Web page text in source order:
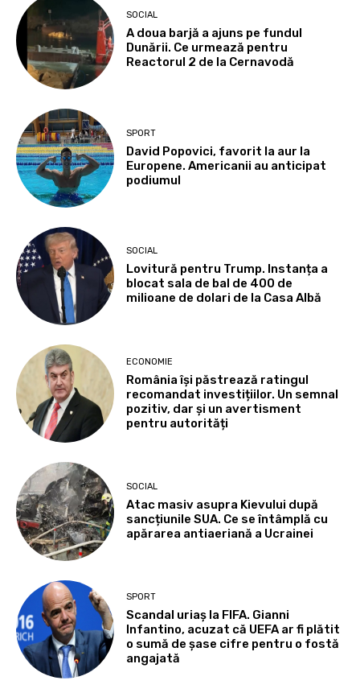
SOCIAL
A doua barjă a ajuns pe fundul
Dunării. Ce urmează pentru
Reactorul 2 de la Cernavodă
SPORT
David Popovici, favorit la aur la
Europene. Americanii au anticipat
podiumul
SOCIAL
Lovitură pentru Trump. Instanța a
blocat sala de bal de 400 de
milioane de dolari de la Casa Albă
ECONOMIE
România își păstrează ratingul
recomandat investițiilor. Un semnal
pozitiv, dar și un avertisment
pentru autorități
SOCIAL
Atac masiv asupra Kievului după
sancțiunile SUA. Ce se întâmplă cu
apărarea antiaeriană a Ucrainei
SPORT
Scandal uriaș la FIFA. Gianni
Infantino, acuzat că UEFA ar fi plătit
o sumă de șase cifre pentru o fostă
angajată